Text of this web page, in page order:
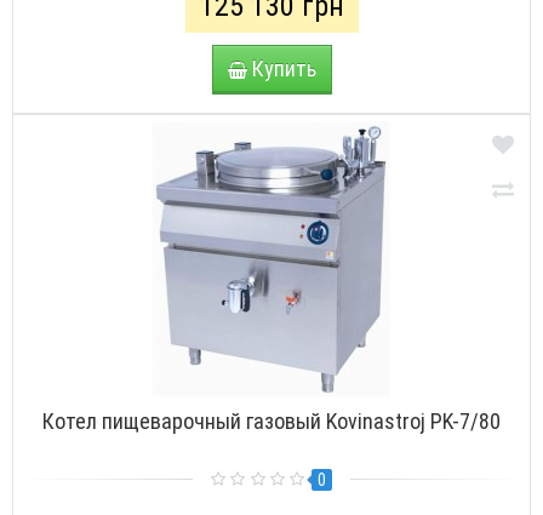
Купить
Котел пищеварочный газовый Kovinastroj PK-7/80
0